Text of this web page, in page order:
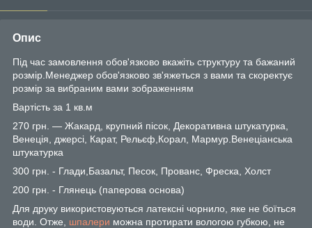
Опис
Під час замовлення обов'язково вкажіть структуру та бажаний
розмір.Менеджер обов'язково зв'яжеться з вами та скоректує
розмір за вибраним вами зображенням
Вартість за 1 кв.м
270 грн. — Жакард, крупний пісок, Декоративна штукатурка,
Венеція, джерсі, Карат, Рельєф,Корал, Мармур.Венеціанська
штукатурка
300 грн. - Глади,Базальт, Песок, Прованс, Фреска, Холст
200 грн. - Глянець (паперова основа)
Для друку використовуються латексні чорнило, яке не боїться
води. Отже, шпалери можна протирати вологою губкою, не